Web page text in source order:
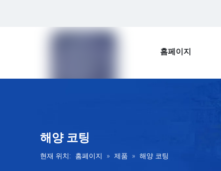
홈페이지
해양 코팅
현재 위치: 홈페이지 » 제품 » 해양 코팅